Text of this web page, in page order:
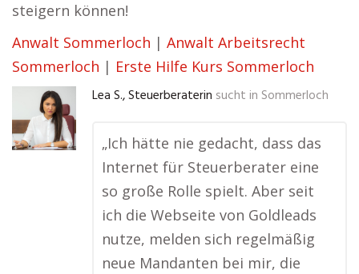
steigern können!
Anwalt Sommerloch | Anwalt Arbeitsrecht
Sommerloch | Erste Hilfe Kurs Sommerloch
Lea S., Steuerberaterin sucht in Sommerloch
„Ich hätte nie gedacht, dass das
Internet für Steuerberater eine
so große Rolle spielt. Aber seit
ich die Webseite von Goldleads
nutze, melden sich regelmäßig
neue Mandanten bei mir, die